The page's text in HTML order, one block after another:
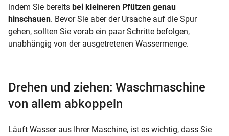
indem Sie bereits bei kleineren Pfützen genau
hinschauen. Bevor Sie aber der Ursache auf die Spur
gehen, sollten Sie vorab ein paar Schritte befolgen,
unabhängig von der ausgetretenen Wassermenge.
Drehen und ziehen: Waschmaschine
von allem abkoppeln
Läuft Wasser aus Ihrer Maschine, ist es wichtig, dass Sie